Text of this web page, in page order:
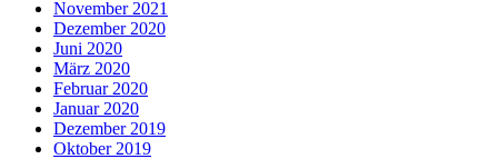
November 2021
Dezember 2020
Juni 2020
März 2020
Februar 2020
Januar 2020
Dezember 2019
Oktober 2019